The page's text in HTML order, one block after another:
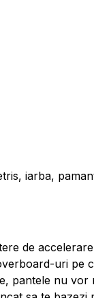
iarba,
de
uri pe
pantele nu